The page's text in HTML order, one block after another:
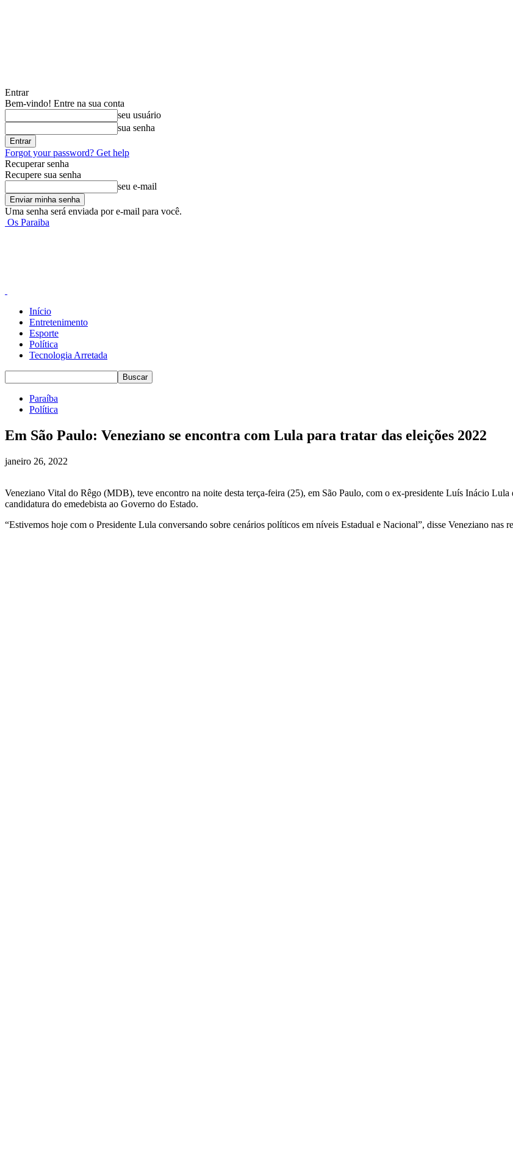
Entrar
Bem-vindo! Entre na sua conta
seu usuário
sua senha
Forgot your password? Get help
Recuperar senha
Recupere sua senha
seu e-mail
Uma senha será enviada por e-mail para você.
Os Paraiba
Início
Entretenimento
Esporte
Política
Tecnologia Arretada
Paraíba
Política
Em São Paulo: Veneziano se encontra com Lula para tratar das eleições 2022
janeiro 26, 2022
Veneziano Vital do Rêgo (MDB), teve encontro na noite desta terça-feira (25), em São Paulo, com o ex-presidente Luís Inácio Lula
candidatura do emedebista ao Governo do Estado.
“Estivemos hoje com o Presidente Lula conversando sobre cenários políticos em níveis Estadual e Nacional”, disse Veneziano nas